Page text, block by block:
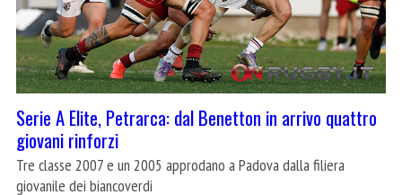
Serie A Elite, Petrarca: dal Benetton in arrivo quattro
giovani rinforzi
Tre classe 2007 e un 2005 approdano a Padova dalla filiera
giovanile dei biancoverdi